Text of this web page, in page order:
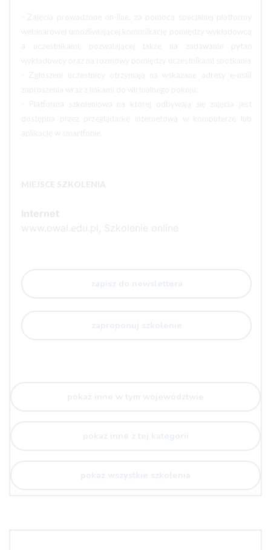
zapisz do newslettera
zaproponuj szkolenie
pokaż inne w tym województwie
pokaż inne z tej kategorii
pokaż wszystkie szkolenia